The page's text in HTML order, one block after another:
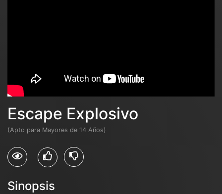
Escape Explosivo
(Apto para Mayores de 14 Años)
Sinopsis